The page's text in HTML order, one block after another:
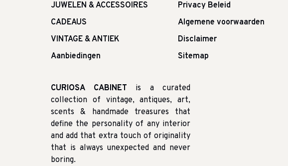
JUWELEN & ACCESSOIRES
CADEAUS
VINTAGE & ANTIEK
Aanbiedingen
Privacy Beleid
Algemene voorwaarden
Disclaimer
Sitemap
CURIOSA CABINET is a curated
collection of vintage, antiques, art,
scents & handmade treasures that
define the personality of any interior
and add that extra touch of originality
that is always unexpected and never
boring.